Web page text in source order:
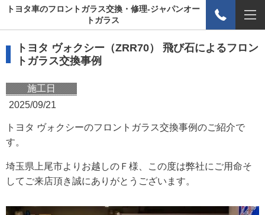
トヨタ車のフロントガラス交換・修理-ジャパンオー
トガラス
トヨタ ヴォクシー（ZRR70） 飛び石によるフロン
トガラス交換事例
施工日
2025/09/21
トヨタ ヴォクシーのフロントガラス交換事例のご紹介で
す。
埼玉県上尾市よりお越しのＦ様、この度は弊社にご用命そ
してご来店頂き誠にありがとうございます。